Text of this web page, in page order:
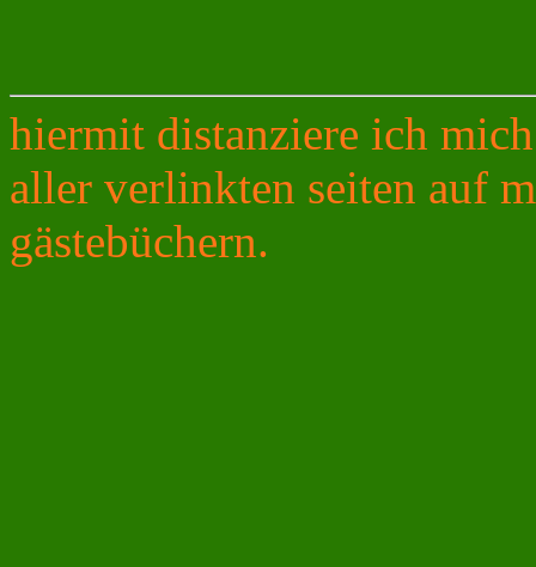
hiermit distanziere ich
aller verlinkten seiten auf
gästebüchern.